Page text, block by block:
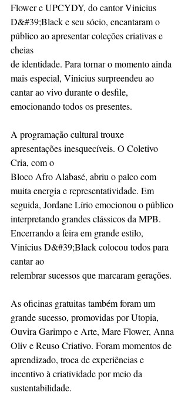
Flower e UPCYDY, do cantor Vinicius
D&#39;Black e seu sócio, encantaram o
público ao apresentar coleções criativas e
cheias
de identidade. Para tornar o momento ainda
mais especial, Vinicius surpreendeu ao
cantar ao vivo durante o desfile,
emocionando todos os presentes.
A programação cultural trouxe
apresentações inesquecíveis. O Coletivo
Cria, com o
Bloco Afro Alabasé, abriu o palco com
muita energia e representatividade. Em
seguida, Jordane Lírio emocionou o público
interpretando grandes clássicos da MPB.
Encerrando a feira em grande estilo,
Vinicius D&#39;Black colocou todos para
cantar ao
relembrar sucessos que marcaram gerações.
As oficinas gratuitas também foram um
grande sucesso, promovidas por Utopia,
Ouvira Garimpo e Arte, Mare Flower, Anna
Oliv e Reuso Criativo. Foram momentos de
aprendizado, troca de experiências e
incentivo à criatividade por meio da
sustentabilidade.